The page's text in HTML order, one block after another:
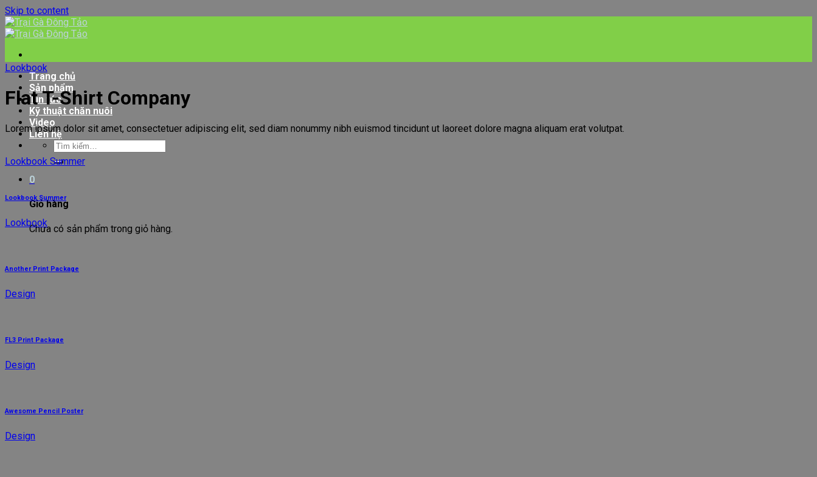
Skip to content
Trang chủ
Sản phẩm
Tin tức
Kỹ thuật chăn nuôi
Video
Liên hệ
0
Giỏ hàng
Chưa có sản phẩm trong giỏ hàng.
Lookbook
Flat T-Shirt Company
Lorem ipsum dolor sit amet, consectetuer adipiscing elit, sed diam nonummy nibh euismod tincidunt ut laoreet dolore magna aliquam erat volutpat.
Lookbook Summer
Lookbook Summer
Lookbook
Another Print Package
Design
FL3 Print Package
Design
Awesome Pencil Poster
Design